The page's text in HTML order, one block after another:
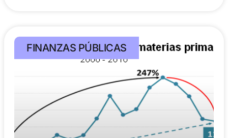
FINANZAS PÚBLICAS